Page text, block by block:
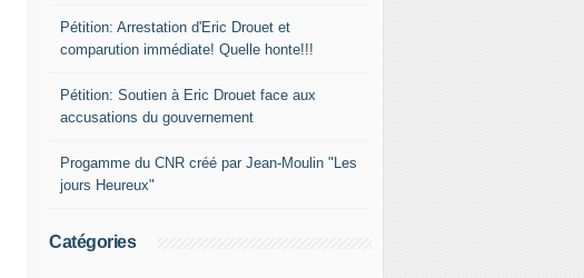
Pétition: Arrestation d'Eric Drouet et
comparution immédiate! Quelle honte!!!
Pétition: Soutien à Eric Drouet face aux
accusations du gouvernement
Progamme du CNR créé par Jean-Moulin "Les
jours Heureux"
Catégories